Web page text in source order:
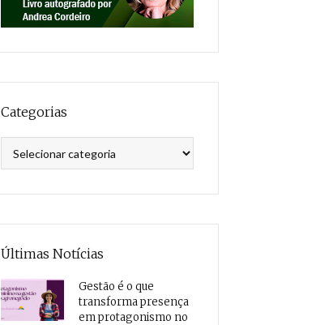
Categorias
Últimas Notícias
Gestão é o que
transforma presença
em protagonismo no